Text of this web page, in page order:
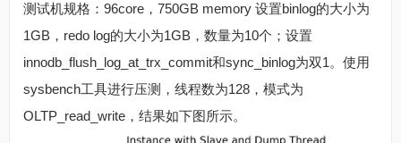
测试机规格：96core，750GB memory 设置binlog的大小为
1GB，redo log的大小为1GB，数量为10个；设置
innodb_flush_log_at_trx_commit和sync_binlog为双1。使用
sysbench工具进行压测，线程数为128，模式为
OLTP_read_write，结果如下图所示。